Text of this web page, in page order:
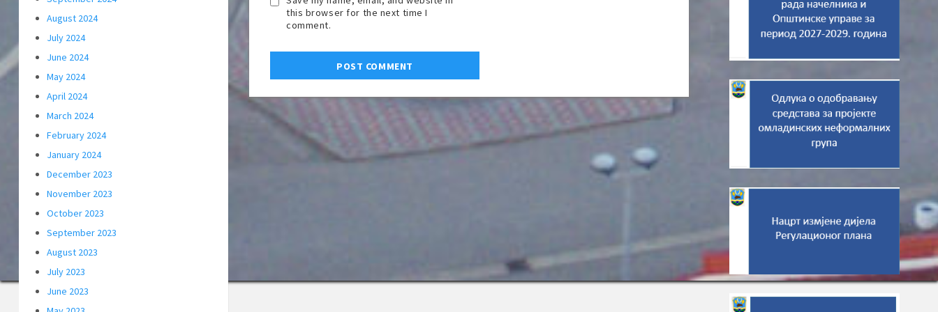
this browser for the next time I
comment.
August 2024
July 2024
June 2024
May 2024
April 2024
March 2024
February 2024
January 2024
December 2023
November 2023
October 2023
September 2023
August 2023
July 2023
June 2023